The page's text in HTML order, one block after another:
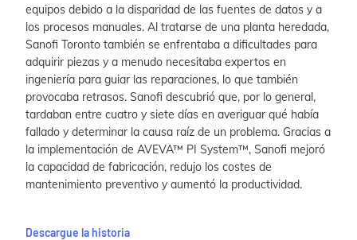
equipos debido a la disparidad de las fuentes de datos y a
los procesos manuales. Al tratarse de una planta heredada,
Sanofi Toronto también se enfrentaba a dificultades para
adquirir piezas y a menudo necesitaba expertos en
ingeniería para guiar las reparaciones, lo que también
provocaba retrasos. Sanofi descubrió que, por lo general,
tardaban entre cuatro y siete días en averiguar qué había
fallado y determinar la causa raíz de un problema. Gracias a
la implementación de AVEVA™ PI System™, Sanofi mejoró
la capacidad de fabricación, redujo los costes de
mantenimiento preventivo y aumentó la productividad.
Descargue la historia